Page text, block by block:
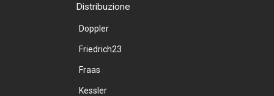
Distribuzione
Doppler
Friedrich23
Fraas
Kessler